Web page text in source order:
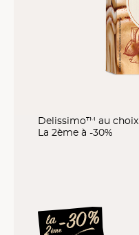
Delissimo™ au choix
La 2ème à -30%